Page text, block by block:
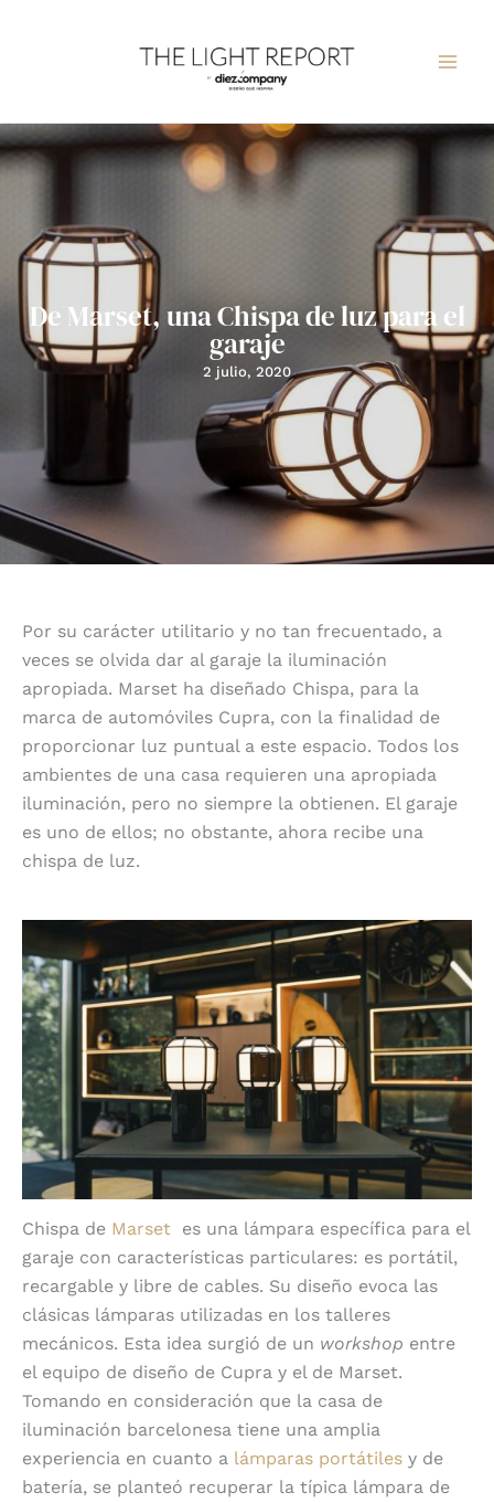
De Marset, una Chispa de luz para el
garaje
2 julio, 2020
Por su carácter utilitario y no tan frecuentado, a
veces se olvida dar al garaje la iluminación
apropiada. Marset ha diseñado Chispa, para la
marca de automóviles Cupra, con la finalidad de
proporcionar luz puntual a este espacio. Todos los
ambientes de una casa requieren una apropiada
iluminación, pero no siempre la obtienen. El garaje
es uno de ellos; no obstante, ahora recibe una
chispa de luz.
Chispa de Marset es una lámpara específica para el
garaje con características particulares: es portátil,
recargable y libre de cables. Su diseño evoca las
clásicas lámparas utilizadas en los talleres
mecánicos. Esta idea surgió de un workshop entre
el equipo de diseño de Cupra y el de Marset.
Tomando en consideración que la casa de
iluminación barcelonesa tiene una amplia
experiencia en cuanto a lámparas portátiles y de
batería, se planteó recuperar la típica lámpara de